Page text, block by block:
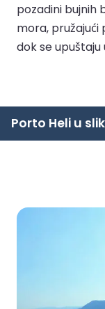
pozadini bujnih
mora,
dok se
Porto Heli u